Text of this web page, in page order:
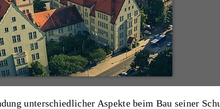
unterschiedlicher Aspekte beim Bau seiner